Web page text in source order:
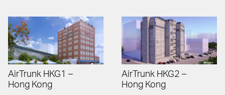
AirTrunk HKG1 –
Hong Kong
AirTrunk HKG2 –
Hong Kong